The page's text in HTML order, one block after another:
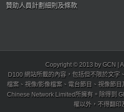
贊助人員計劃細則及條款
Copyright © 2013 by GCN |
D100 網站所載的內容，包括但不限於文字
檔案、視像/影像檔案、電台節目、視像節
Chinese Network Limited所擁有。除得到
權以外，不得翻印